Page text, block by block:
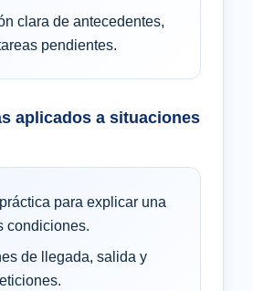
clara de antecedentes,
pendientes.
aplicados a situaciones
para explicar una
condiciones.
de llegada, salida y